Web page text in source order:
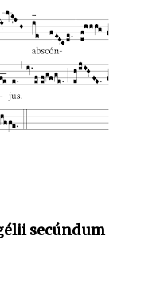
secúndum